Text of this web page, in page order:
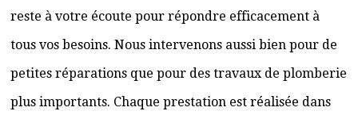
reste à votre écoute pour répondre efficacement à
tous vos besoins. Nous intervenons aussi bien pour de
petites réparations que pour des travaux de plomberie
plus importants. Chaque prestation est réalisée dans